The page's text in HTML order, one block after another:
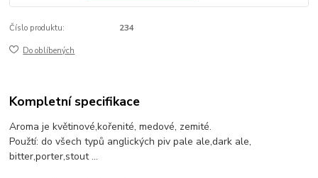
Číslo produktu: 234
Do oblíbených
Kompletní specifikace
Aroma je květinové,kořenité, medové, zemité.
Použtí: do všech typů anglických piv pale ale,dark ale,
bitter,porter,stout ...